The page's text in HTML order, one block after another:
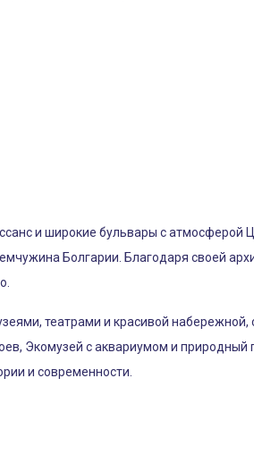
и широкие бульвары с атмосферой
Болгарии. Благодаря своей
театрами и красивой
Экомузей с аквариумом и
и современности.